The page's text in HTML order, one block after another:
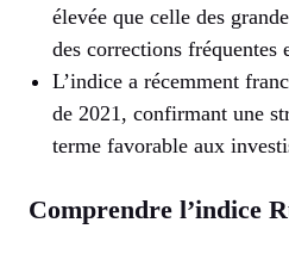
élevée que celle des
des corrections fréquentes
L’indice a récemment
de 2021, confirmant une
terme favorable aux
Comprendre l’indice